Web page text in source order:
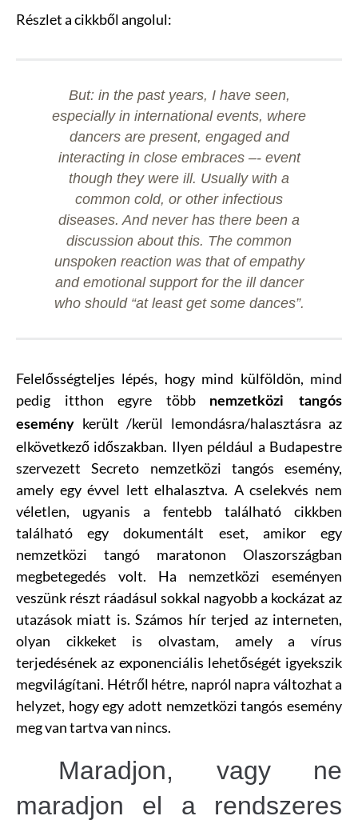
Részlet a cikkből angolul:
But: in the past years, I have seen,
especially in international events, where
dancers are present, engaged and
interacting in close embraces –- event
though they were ill. Usually with a
common cold, or other infectious
diseases. And never has there been a
discussion about this. The common
unspoken reaction was that of empathy
and emotional support for the ill dancer
who should “at least get some dances”.
Felelősségteljes lépés, hogy mind külföldön, mind
pedig itthon egyre több
nemzetközi tangós
esemény
került /kerül lemondásra/halasztásra az
elkövetkező időszakban. Ilyen például a Budapestre
szervezett Secreto nemzetközi tangós esemény,
amely egy évvel lett elhalasztva. A cselekvés nem
véletlen, ugyanis a fentebb található cikkben
található egy dokumentált eset, amikor egy
nemzetközi tangó maratonon Olaszországban
megbetegedés volt. Ha nemzetközi eseményen
veszünk részt ráadásul sokkal nagyobb a kockázat az
utazások miatt is. Számos hír terjed az interneten,
olyan cikkeket is olvastam, amely a vírus
terjedésének az exponenciális lehetőségét igyekszik
megvilágítani. Hétről hétre, napról napra változhat a
helyzet, hogy egy adott nemzetközi tangós esemény
meg van tartva van nincs.
Maradjon, vagy ne
maradjon el a rendszeres